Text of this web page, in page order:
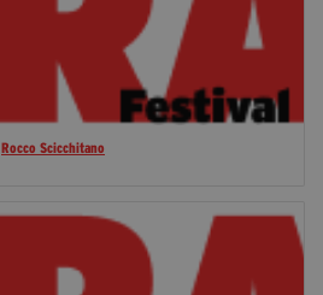
Rocco Scicchitano